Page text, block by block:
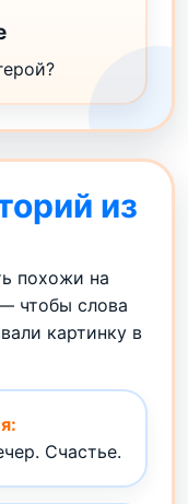
из
похожи на
чтобы слова
картинку в
Счастье.